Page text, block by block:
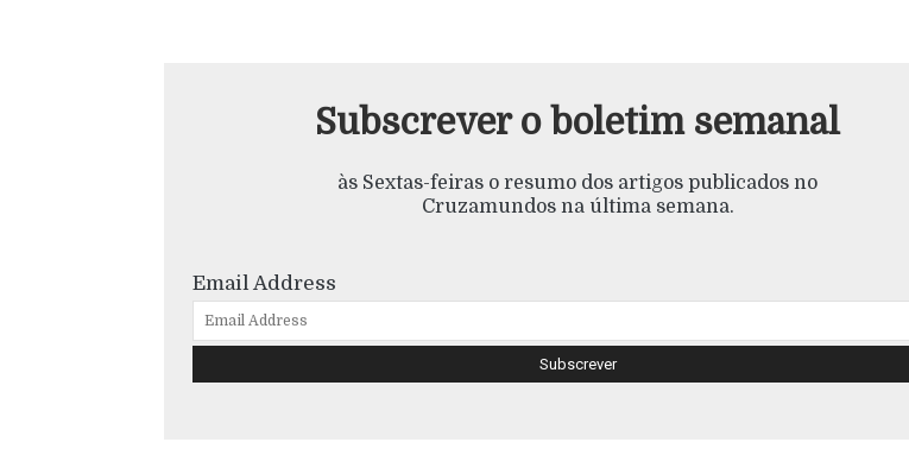
Subscrever o boletim semanal
às Sextas-feiras o resumo dos artigos publicados no
Cruzamundos na última semana.
Email Address